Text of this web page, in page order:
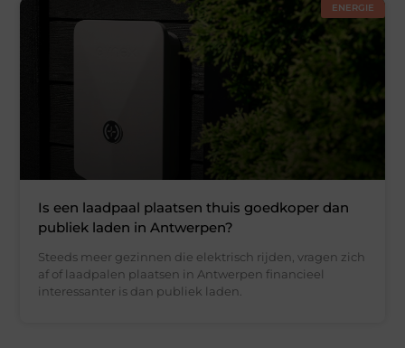
ENERGIE
Is een laadpaal plaatsen thuis goedkoper dan
publiek laden in Antwerpen?
Steeds meer gezinnen die elektrisch rijden, vragen zich
af of laadpalen plaatsen in Antwerpen financieel
interessanter is dan publiek laden.